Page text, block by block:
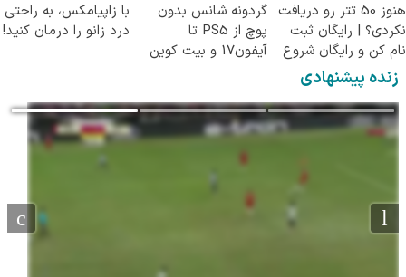
هنوز 50 تتر رو دریافت
نکردی؟ | رایگان ثبت
نام کن و رایگان شروع
کن!
گردونه شانس بدون
پوچ از PS5 تا
آیفون17 و بیت کوین
با زاپیامکس، به راحتی
درد زانو را درمان کنید!
زنده پیشنهادی